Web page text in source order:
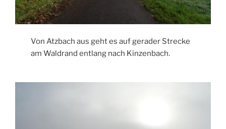
Von Atzbach aus geht es auf gerader Strecke
am Waldrand entlang nach Kinzenbach.